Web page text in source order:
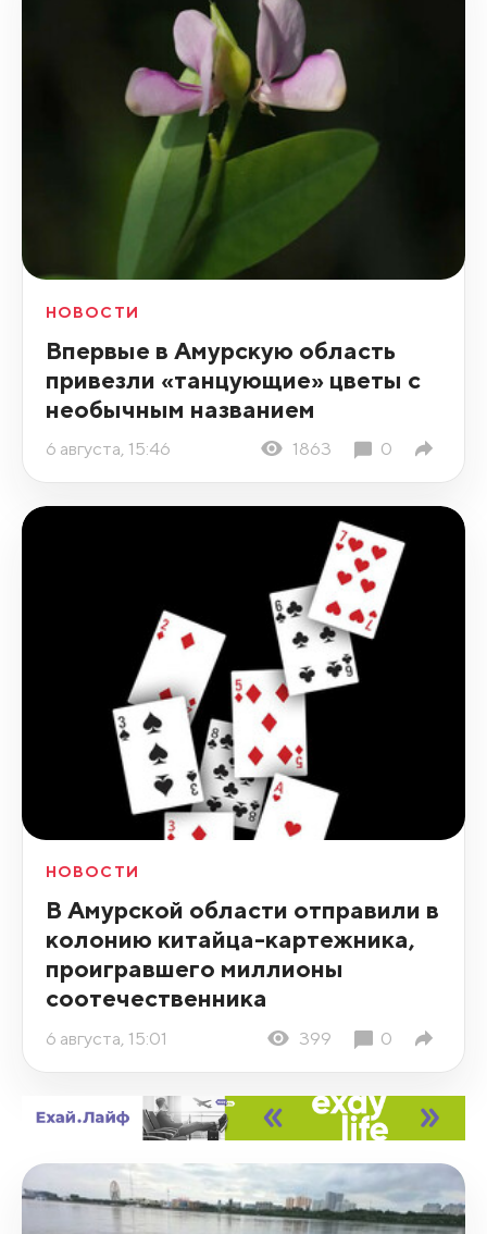
НОВОСТИ
Впервые в Амурскую область
привезли «танцующие» цветы с
необычным названием
6 августа, 15:46 1863 0
НОВОСТИ
В Амурской области отправили в
колонию китайца-картежника,
проигравшего миллионы
соотечественника
6 августа, 15:01 399 0